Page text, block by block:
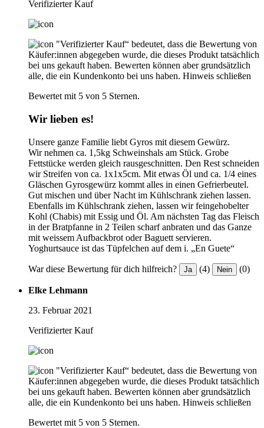
Verifizierter Kauf
"Verifizierter Kauf“ bedeutet, dass die Bewertung von
Käufer:innen abgegeben wurde, die dieses Produkt tatsächlich
bei uns gekauft haben. Bewerten können aber grundsätzlich
alle, die ein Kundenkonto bei uns haben. Hinweis schließen
Bewertet mit 5 von 5 Sternen.
Wir lieben es!
Unsere ganze Familie liebt Gyros mit diesem Gewürz.
Wir nehmen ca. 1,5kg Schweinshals am Stück. Grobe
Fettstücke werden gleich rausgeschnitten. Den Rest schneiden
wir Streifen von ca. 1x1x5cm. Mit etwas Öl und ca. 1/4 eines
Gläschen Gyrosgewürz kommt alles in einen Gefrierbeutel.
Gut mischen und über Nacht im Kühlschrank ziehen lassen.
Ebenfalls im Kühlschrank ziehen, lassen wir feingehobelter
Kohl (Chabis) mit Essig und Öl. Am nächsten Tag das Fleisch
in der Bratpfanne in 2 Teilen scharf anbraten und das Ganze
mit weissem Aufbackbrot oder Baguett servieren.
Yoghurtsauce ist das Tüpfelchen auf dem i. „En Guete“
War diese Bewertung für dich hilfreich? Ja (4) Nein (0)
Elke Lehmann
23. Februar 2021
Verifizierter Kauf
"Verifizierter Kauf“ bedeutet, dass die Bewertung von
Käufer:innen abgegeben wurde, die dieses Produkt tatsächlich
bei uns gekauft haben. Bewerten können aber grundsätzlich
alle, die ein Kundenkonto bei uns haben. Hinweis schließen
Bewertet mit 5 von 5 Sternen.